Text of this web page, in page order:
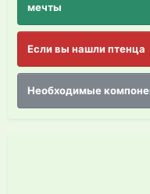
мечты
Если вы нашли птенца
Необходимые